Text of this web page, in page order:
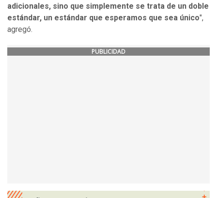
adicionales, sino que simplemente se trata de un doble
estándar, un estándar que esperamos que sea único",
agregó.
PUBLICIDAD